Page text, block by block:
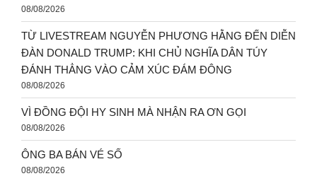
08/08/2026
TỪ LIVESTREAM NGUYỄN PHƯƠNG HẰNG ĐẾN DIỄN
ĐÀN DONALD TRUMP: KHI CHỦ NGHĨA DÂN TÚY
ĐÁNH THẲNG VÀO CẢM XÚC ĐÁM ĐÔNG
08/08/2026
VÌ ĐỒNG ĐỘI HY SINH MÀ NHẬN RA ƠN GỌI
08/08/2026
ÔNG BA BÁN VÉ SỐ
08/08/2026